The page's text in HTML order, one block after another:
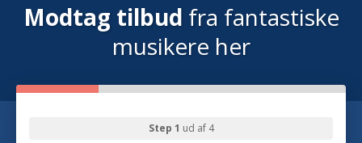
Modtag tilbud fra fantastiske
musikere her
Step 1 ud af 4